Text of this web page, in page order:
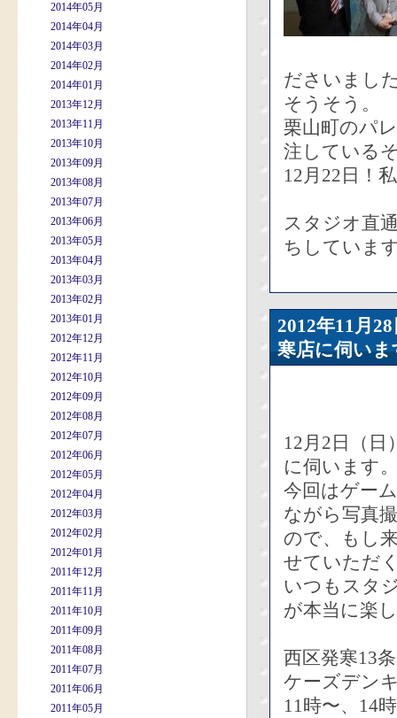
2014年05月
2014年04月
2014年03月
2014年02月
2014年01月
2013年12月
2013年11月
2013年10月
2013年09月
2013年08月
2013年07月
2013年06月
2013年05月
2013年04月
2013年03月
2013年02月
2013年01月
2012年12月
2012年11月
2012年10月
2012年09月
2012年08月
2012年07月
2012年06月
2012年05月
2012年04月
2012年03月
2012年02月
2012年01月
2011年12月
2011年11月
2011年10月
2011年09月
2011年08月
2011年07月
2011年06月
2011年05月
ださいまし
そうそう。
栗山町のパ
注している
12月22日！
スタジオ直
ちしていま
2012年11
寒店に伺いま
12月2日（
に伺います
今回はゲー
ながら写真
ので、もし
せていただ
いつもスタ
が本当に楽
西区発寒13
ケーズデン
11時〜、14